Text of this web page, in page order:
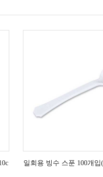
일회용 빙수 스푼 100개